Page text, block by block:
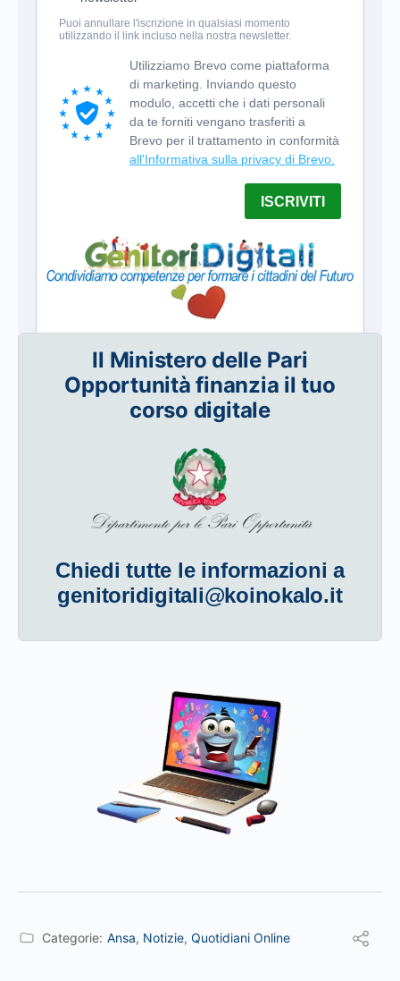
Il Ministero delle Pari
Opportunità finanzia il tuo
corso digitale
Chiedi tutte le informazioni a
genitoridigitali@koinokalo.it
Categorie: Ansa, Notizie, Quotidiani Online